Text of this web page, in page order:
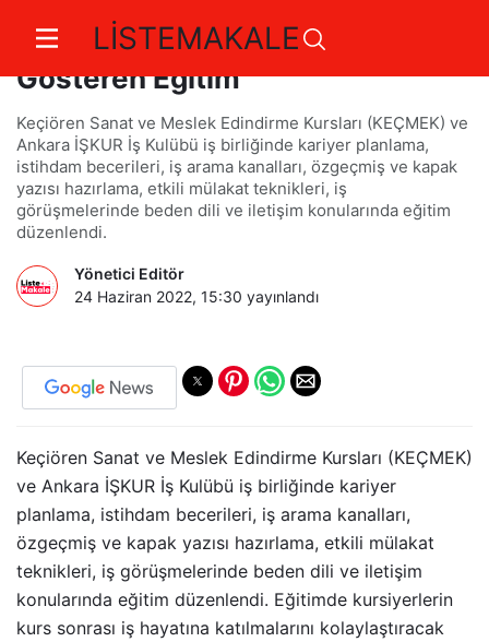
LİSTEMAKALE
Keçmek Kursiyerlerine Yol
Gösteren Eğitim
Keçiören Sanat ve Meslek Edindirme Kursları (KEÇMEK) ve
Ankara İŞKUR İş Kulübü iş birliğinde kariyer planlama,
istihdam becerileri, iş arama kanalları, özgeçmiş ve kapak
yazısı hazırlama, etkili mülakat teknikleri, iş
görüşmelerinde beden dili ve iletişim konularında eğitim
düzenlendi.
Yönetici Editör
24 Haziran 2022, 15:30 yayınlandı
Keçiören Sanat ve Meslek Edindirme Kursları (KEÇMEK)
ve Ankara İŞKUR İş Kulübü iş birliğinde kariyer
planlama, istihdam becerileri, iş arama kanalları,
özgeçmiş ve kapak yazısı hazırlama, etkili mülakat
teknikleri, iş görüşmelerinde beden dili ve iletişim
konularında eğitim düzenlendi. Eğitimde kursiyerlerin
kurs sonrası iş hayatına katılmalarını kolaylaştıracak